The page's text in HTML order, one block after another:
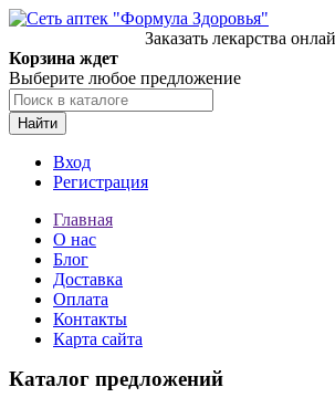
Заказать лекарства
Корзина ждет
Выберите любое предложение
Найти
Вход
Регистрация
Главная
О нас
Блог
Доставка
Оплата
Контакты
Карта сайта
Каталог предложений